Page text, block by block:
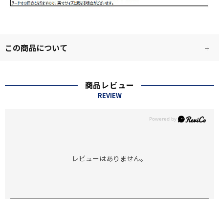
この商品について
商品レビュー
REVIEW
レビューはありません。